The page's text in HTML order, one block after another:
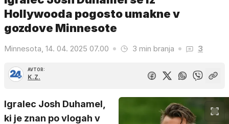
Hollywooda pogosto umakne v
gozdove Minnesote
Minnesota, 14. 04. 2025 07.00 3 min branja 3
AVTOR:
K.Z.
Igralec Josh Duhamel,
ki je znan po vlogah v